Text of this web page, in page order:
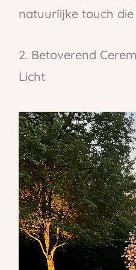
natuurlijke touch
2. Betoverend
Licht